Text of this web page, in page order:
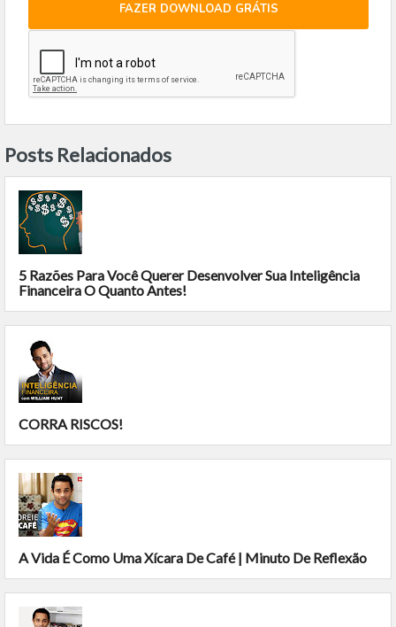
FAZER DOWNLOAD GRÁTIS
Posts Relacionados
5 Razões Para Você Querer Desenvolver Sua Inteligência
Financeira O Quanto Antes!
CORRA RISCOS!
A Vida É Como Uma Xícara De Café | Minuto De Reflexão